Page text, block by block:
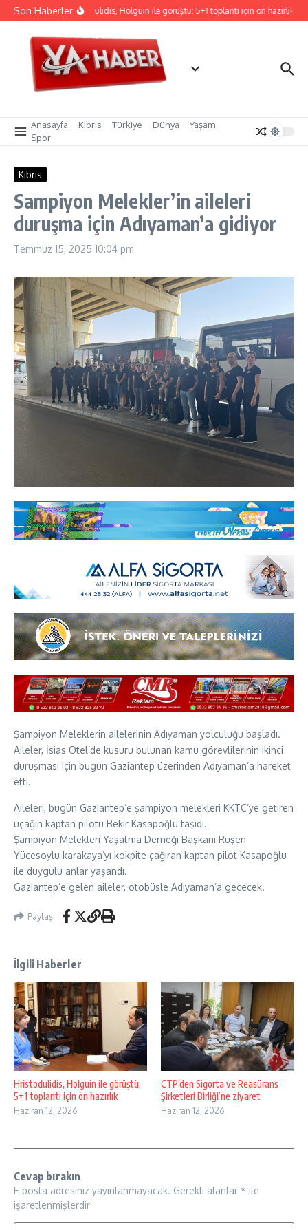
İçeriğe atla
Son HaberlerHristodulidis, Holguin ile görüştü: 5+1 toplantı için ön hazırlık
Anasayfa Kıbrıs Türkiye Dünya
Yaşam
Spor
Kıbrıs
Sampiyon Melekler’in aileleri
duruşma için Adıyaman’a gidiyor
Temmuz 15, 2025 10:04 pm
Şampiyon Meleklerin ailelerinin Adıyaman yolculuğu başladı.
Aileler, İsias Otel’de kusuru bulunan kamu görevlilerinin ikinci
duruşması için bugün Gaziantep üzerinden Adıyaman’a hareket
etti.
Aileleri, bugün Gaziantep’e şampiyon melekleri KKTC’ye getiren
uçağın kaptan pilotu Bekir Kasapoğlu taşıdı.
Şampiyon Melekleri Yaşatma Derneği Başkanı Ruşen
Yücesoylu karakaya’yı kokpite çağıran kaptan pilot Kasapoğlu
ile duygulu anlar yaşandı.
Gaziantep’e gelen aileler, otobüsle Adıyaman’a geçecek.
Paylaş
İlgili Haberler
Hristodulidis, Holguin ile görüştü:
5+1 toplantı için ön hazırlık
Haziran 12, 2026
CTP’den Sigorta ve Reasürans
Şirketleri Birliği’ne ziyaret
Haziran 12, 2026
Cevap bırakın
E-posta adresiniz yayınlanmayacak. Gerekli alanlar * ile
işaretlenmişlerdir